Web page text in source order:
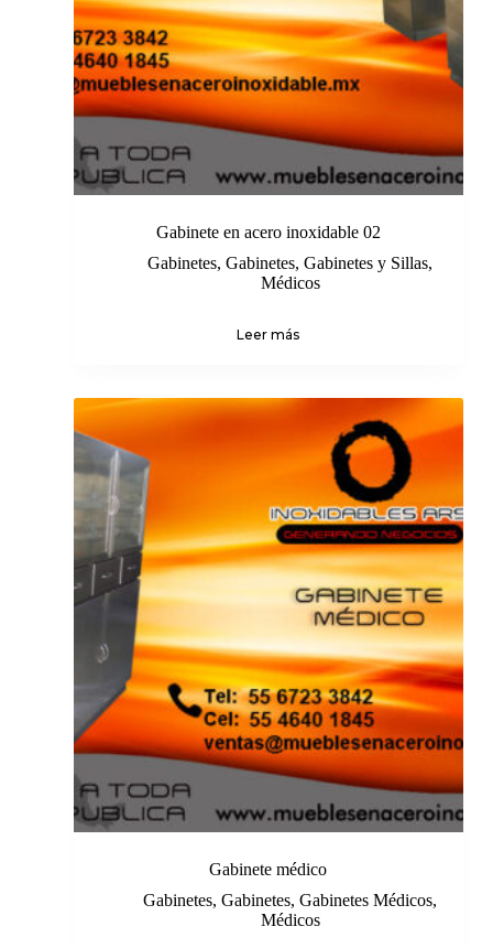
Gabinete en acero inoxidable 02
Gabinetes,Gabinetes,Gabinetes y Sillas,
Médicos
Leer más
Gabinete médico
Gabinetes,Gabinetes,Gabinetes Médicos,
Médicos